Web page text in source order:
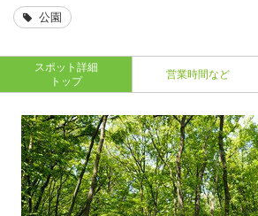
公園
スポット詳細
トップ
営業時間など